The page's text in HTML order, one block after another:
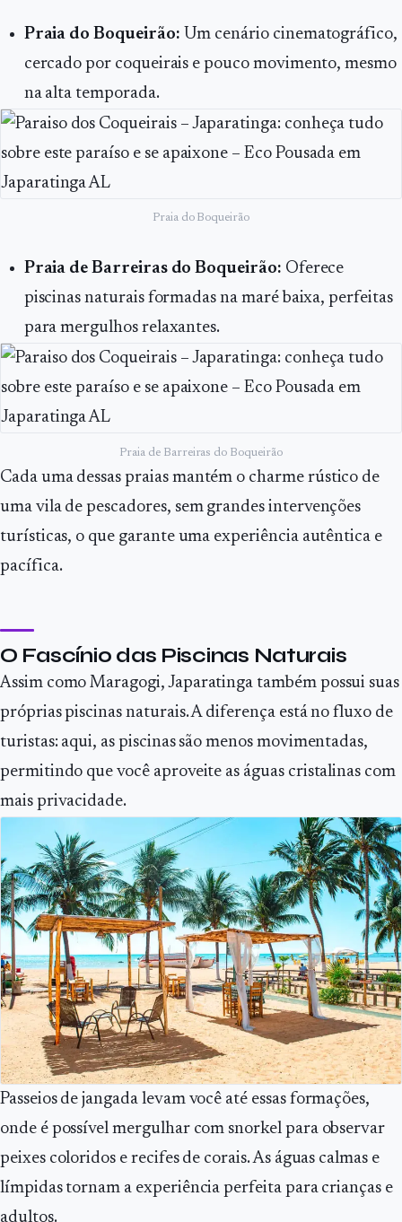
Praia do Boqueirão: Um cenário cinematográfico,
cercado por coqueirais e pouco movimento, mesmo
na alta temporada.
Praia do Boqueirão
Praia de Barreiras do Boqueirão: Oferece
piscinas naturais formadas na maré baixa, perfeitas
para mergulhos relaxantes.
Praia de Barreiras do Boqueirão
Cada uma dessas praias mantém o charme rústico de
uma vila de pescadores, sem grandes intervenções
turísticas, o que garante uma experiência autêntica e
pacífica.
O Fascínio das Piscinas Naturais
Assim como Maragogi, Japaratinga também possui suas
próprias piscinas naturais. A diferença está no fluxo de
turistas: aqui, as piscinas são menos movimentadas,
permitindo que você aproveite as águas cristalinas com
mais privacidade.
Passeios de jangada levam você até essas formações,
onde é possível mergulhar com snorkel para observar
peixes coloridos e recifes de corais. As águas calmas e
límpidas tornam a experiência perfeita para crianças e
adultos.